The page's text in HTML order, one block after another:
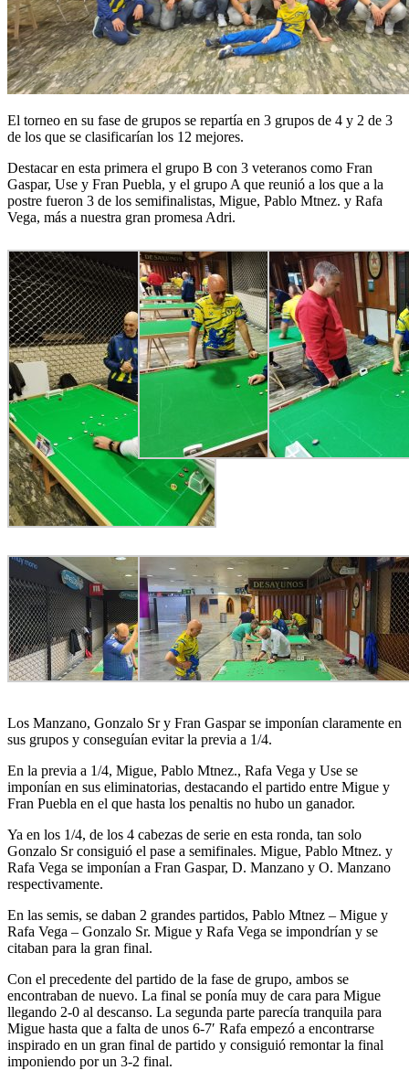
El torneo en su fase de grupos se repartía en 3 grupos de 4 y 2 de 3
de los que se clasificarían los 12 mejores.
Destacar en esta primera el grupo B con 3 veteranos como Fran
Gaspar, Use y Fran Puebla, y el grupo A que reunió a los que a la
postre fueron 3 de los semifinalistas, Migue, Pablo Mtnez. y Rafa
Vega, más a nuestra gran promesa Adri.
Los Manzano, Gonzalo Sr y Fran Gaspar se imponían claramente en
sus grupos y conseguían evitar la previa a 1/4.
En la previa a 1/4, Migue, Pablo Mtnez., Rafa Vega y Use se
imponían en sus eliminatorias, destacando el partido entre Migue y
Fran Puebla en el que hasta los penaltis no hubo un ganador.
Ya en los 1/4, de los 4 cabezas de serie en esta ronda, tan solo
Gonzalo Sr consiguió el pase a semifinales. Migue, Pablo Mtnez. y
Rafa Vega se imponían a Fran Gaspar, D. Manzano y O. Manzano
respectivamente.
En las semis, se daban 2 grandes partidos, Pablo Mtnez – Migue y
Rafa Vega – Gonzalo Sr. Migue y Rafa Vega se impondrían y se
citaban para la gran final.
Con el precedente del partido de la fase de grupo, ambos se
encontraban de nuevo. La final se ponía muy de cara para Migue
llegando 2-0 al descanso. La segunda parte parecía tranquila para
Migue hasta que a falta de unos 6-7′ Rafa empezó a encontrarse
inspirado en un gran final de partido y consiguió remontar la final
imponiendo por un 3-2 final.